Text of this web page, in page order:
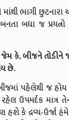
માંથી ભાગી
બધા જ
જેમ કે, બીજને
છે.
પહેલેથી જ
રહેલ ઉપમર્દક
હશે કે દ્રવ્ય-